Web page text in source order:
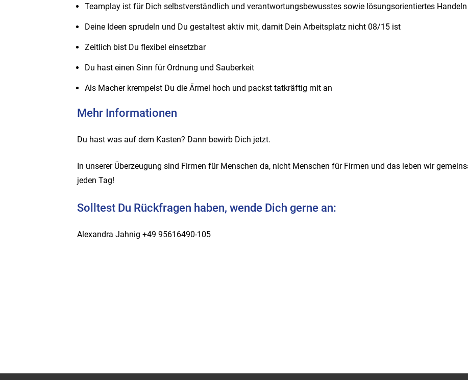
Teamplay ist für Dich selbstverständlich und verantwortungsbewusstes sowie lösungsorientiertes
Deine Ideen sprudeln und Du gestaltest aktiv mit, damit Dein Arbeitsplatz nicht 08/15 ist
Zeitlich bist Du flexibel einsetzbar
Du hast einen Sinn für Ordnung und Sauberkeit
Als Macher krempelst Du die Ärmel hoch und packst tatkräftig mit an
Mehr Informationen
Du hast was auf dem Kasten? Dann bewirb Dich jetzt.
In unserer Überzeugung sind Firmen für Menschen da, nicht Menschen für Firmen und das leben wir
jeden Tag!
Solltest Du Rückfragen haben, wende Dich gerne an:
Alexandra Jahnig +49 95616490-105